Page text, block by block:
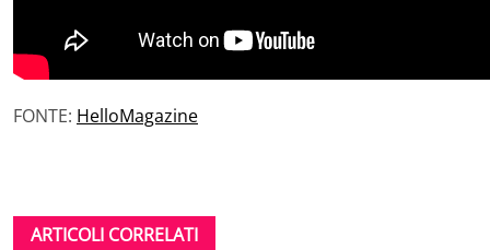
FONTE: HelloMagazine
ARTICOLI CORRELATI